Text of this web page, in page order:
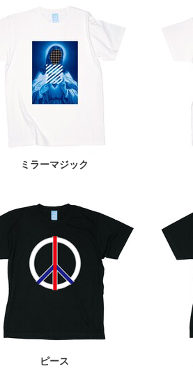
ミラーマジック
ピース